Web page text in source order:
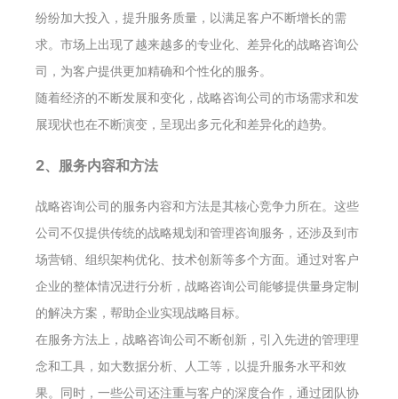
纷纷加大投入，提升服务质量，以满足客户不断增长的需
求。市场上出现了越来越多的专业化、差异化的战略咨询公
司，为客户提供更加精确和个性化的服务。
随着经济的不断发展和变化，战略咨询公司的市场需求和发
展现状也在不断演变，呈现出多元化和差异化的趋势。
2、服务内容和方法
战略咨询公司的服务内容和方法是其核心竞争力所在。这些
公司不仅提供传统的战略规划和管理咨询服务，还涉及到市
场营销、组织架构优化、技术创新等多个方面。通过对客户
企业的整体情况进行分析，战略咨询公司能够提供量身定制
的解决方案，帮助企业实现战略目标。
在服务方法上，战略咨询公司不断创新，引入先进的管理理
念和工具，如大数据分析、人工等，以提升服务水平和效
果。同时，一些公司还注重与客户的深度合作，通过团队协